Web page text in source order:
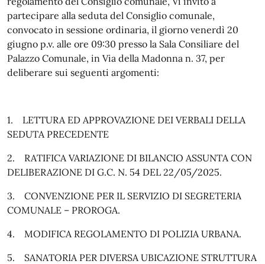
partecipare alla seduta del Consiglio comunale,
convocato in sessione ordinaria, il giorno venerdì 20
giugno p.v. alle ore 09:30 presso la Sala Consiliare del
Palazzo Comunale, in Via della Madonna n. 37, per
deliberare sui seguenti argomenti:
1. LETTURA ED APPROVAZIONE DEI VERBALI DELLA
SEDUTA PRECEDENTE
2. RATIFICA VARIAZIONE DI BILANCIO ASSUNTA CON
DELIBERAZIONE DI G.C. N. 54 DEL 22/05/2025.
3. CONVENZIONE PER IL SERVIZIO DI SEGRETERIA
COMUNALE – PROROGA.
4. MODIFICA REGOLAMENTO DI POLIZIA URBANA.
5. SANATORIA PER DIVERSA UBICAZIONE STRUTTURA